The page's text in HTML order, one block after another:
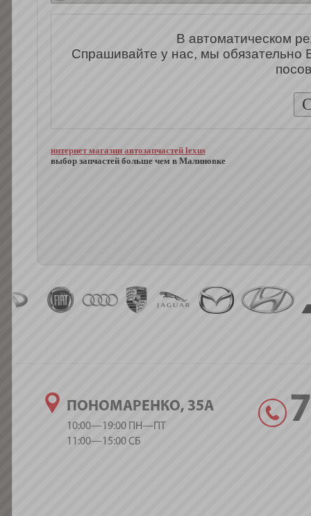
В автоматическом
Спрашивайте у нас, мы
интернет магазин автозапчастей lexus
выбор запчастей больше чем в Малиновке
ПОНОМАРЕНКО, 35А
10:00—19:00 ПН—ПТ
11:00—15:00 СБ